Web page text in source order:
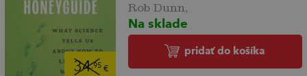
34,95€
Rob Dunn,
Na sklade
pridať do košíka